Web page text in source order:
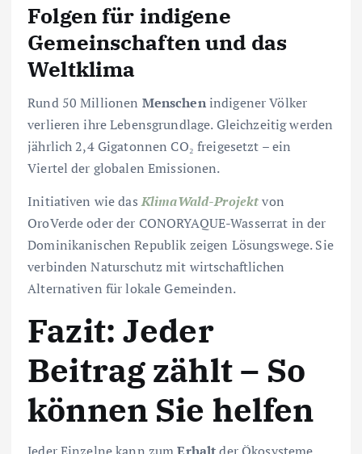
Folgen für indigene
Gemeinschaften und das
Weltklima
Rund 50 Millionen Menschenindigener Völker
verlieren ihre Lebensgrundlage. Gleichzeitig werden
jährlich 2,4 Gigatonnen CO₂ freigesetzt – ein
Viertel der globalen Emissionen.
Initiativen wie dasKlimaWald-Projektvon
OroVerde oder der CONORYAQUE-Wasserrat in der
Dominikanischen Republik zeigen Lösungswege. Sie
verbinden Naturschutz mit wirtschaftlichen
Alternativen für lokale Gemeinden.
Fazit: Jeder
Beitrag zählt – So
können Sie helfen
Jeder Einzelne kann zumErhaltder Ökosysteme